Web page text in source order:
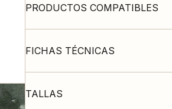
PRODUCTOS COMPATIBLES
FICHAS TÉCNICAS
TALLAS